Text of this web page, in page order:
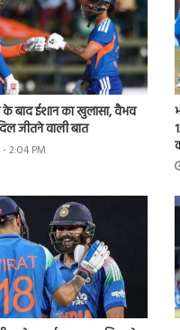
के बाद ईशान का खुलासा, वैभव
जीतने वाली बात
2:04 PM